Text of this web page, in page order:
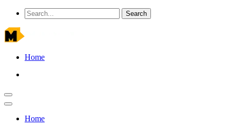
Home
Home